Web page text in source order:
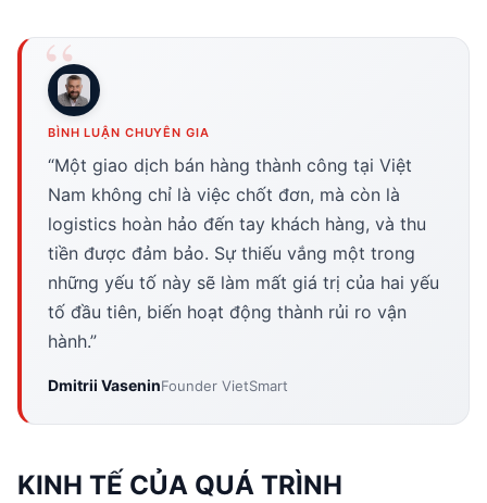
BÌNH LUẬN CHUYÊN GIA
“Một giao dịch bán hàng thành công tại Việt
Nam không chỉ là việc chốt đơn, mà còn là
logistics hoàn hảo đến tay khách hàng, và thu
tiền được đảm bảo. Sự thiếu vắng một trong
những yếu tố này sẽ làm mất giá trị của hai yếu
tố đầu tiên, biến hoạt động thành rủi ro vận
hành.”
Dmitrii VaseninFounder VietSmart
KINH TẾ CỦA QUÁ TRÌNH